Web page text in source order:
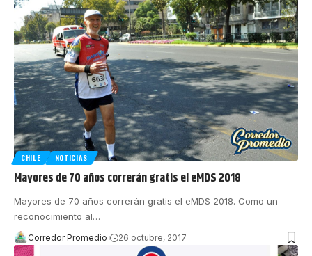
CHILE NOTICIAS
Mayores de 70 años correrán gratis el eMDS 2018
Mayores de 70 años correrán gratis el eMDS 2018. Como un
reconocimiento al…
Corredor Promedio 26 octubre, 2017